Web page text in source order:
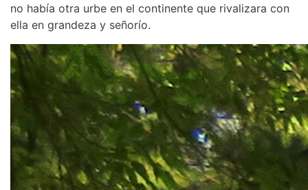
no había otra urbe en el continente que rivalizara con
ella en grandeza y señorío.